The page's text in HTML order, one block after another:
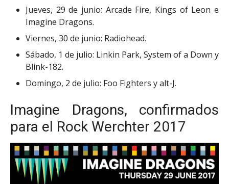
Jueves, 29 de junio: Arcade Fire, Kings of Leon e
Imagine Dragons.
Viernes, 30 de junio: Radiohead.
Sábado, 1 de julio: Linkin Park, System of a Down y
Blink-182.
Domingo, 2 de julio: Foo Fighters y alt-J.
Imagine Dragons, confirmados
para el Rock Werchter 2017